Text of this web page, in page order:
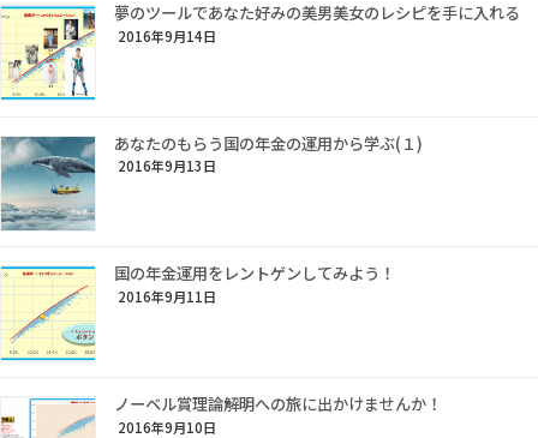
夢のツールであなた好みの美男美女のレシピを手に入れる
2016年9月14日
あなたのもらう国の年金の運用から学ぶ(１)
2016年9月13日
国の年金運用をレントゲンしてみよう！
2016年9月11日
ノーベル賞理論解明への旅に出かけませんか！
2016年9月10日